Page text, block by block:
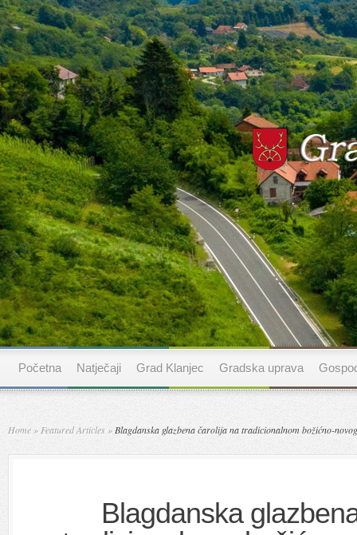
Početna Natječaji Grad Klanjec Gradska uprava
Home » Featured Articles » Blagdanska glazbena čarolija na tradicionalnom božićno-
Blagdanska